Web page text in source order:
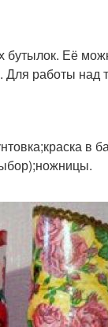
Её
работы над
в